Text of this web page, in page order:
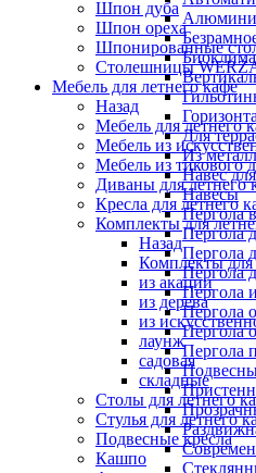
Для
Из
Навес
Навесы
Пергола
Пергола
Пергола
Пергола
Пергола
Пергола
Пергола
Пергола
Шпон дуба
Шпон ореха
Шпонированные
Столешницы
Мебель для летнего кафе
Назад
Мебель для летнего
Мебель из
Мебель из тикового
Диваны для летнего
Кресла для летнего
Комплекты для
Назад
Комплекты для
из акации
из дерева
из
лаунж
садовая
складные
Столы для летнего
Стулья для летнего
Подвесные кресла
Кашпо